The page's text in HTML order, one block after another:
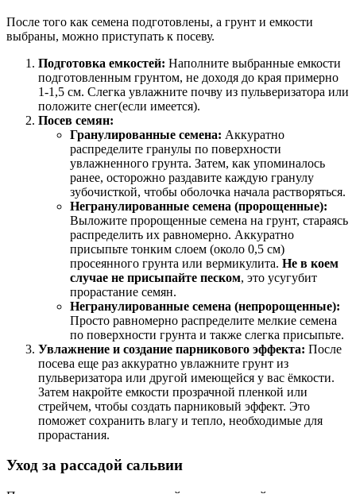
После того как семена подготовлены, а грунт и емкости
выбраны, можно приступать к посеву.
Подготовка емкостей: Наполните выбранные емкости
подготовленным грунтом, не доходя до края примерно
1-1,5 см. Слегка увлажните почву из пульверизатора или
положите снег(если имеется).
Посев семян:
Гранулированные семена: Аккуратно
распределите гранулы по поверхности
увлажненного грунта. Затем, как упоминалось
ранее, осторожно раздавите каждую гранулу
зубочисткой, чтобы оболочка начала растворяться.
Негранулированные семена (пророщенные):
Выложите пророщенные семена на грунт, стараясь
распределить их равномерно. Аккуратно
присыпьте тонким слоем (около 0,5 см)
просеянного грунта или вермикулита. Не в коем
случае не присыпайте песком, это усугубит
прорастание семян.
Негранулированные семена (непророщенные):
Просто равномерно распределите мелкие семена
по поверхности грунта и также слегка присыпьте.
Увлажнение и создание парникового эффекта: После
посева еще раз аккуратно увлажните грунт из
пульверизатора или другой имеющейся у вас ёмкости.
Затем накройте емкости прозрачной пленкой или
стрейчем, чтобы создать парниковый эффект. Это
поможет сохранить влагу и тепло, необходимые для
прорастания.
Уход за рассадой сальвии